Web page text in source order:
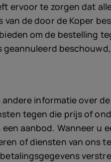
ervoor te zorgen dat
de door de Koper
om de bestelling
informatie over
tegen die prijs of
aanbod. Wanneer
of diensten van ons